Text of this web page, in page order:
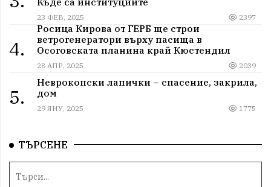
23 ФЕВ, 2025 2397
4.
Росица Кирова от ГЕРБ ще строи
ветрогенератори върху пасища в
Осоговската планина край Кюстендил
28 АПР, 2025 2039
5.
Неврокопски лапички – спасение, закрила,
дом
29 ЯНУ, 2025 1775
ТЪРСЕНЕ